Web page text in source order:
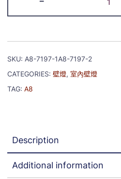
SKU: A8-7197-1A8-7197-2
CATEGORIES: 壁燈, 室內壁燈
TAG: A8
Description
Additional information